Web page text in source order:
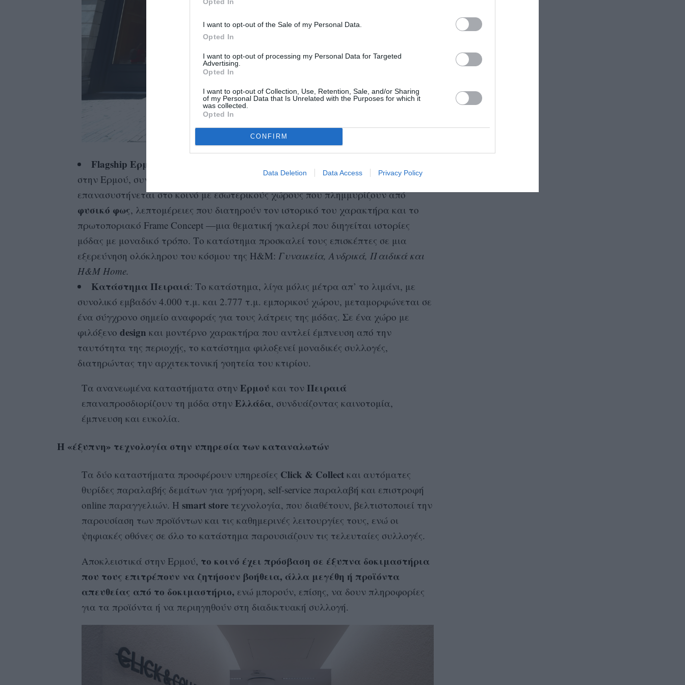
I want to opt-out of the Sale of my Personal Data.
Opted In
I want to opt-out of processing my Personal Data for Targeted
Advertising.
Opted In
I want to opt-out of Collection, Use, Retention, Sale, and/or Sharing
of my Personal Data that Is Unrelated with the Purposes for which it
was collected.
Opted In
CONFIRM
Data Deletion Data Access Privacy Policy
Flagship Ερμού
στην Ερμού, συνολικής επιφάνειας 4.000 τ.μ. και 2.356 τ.μ. εμπορικού χώρου,
επανασυστήνεται στο κοινό με εσωτερικούς χώρους που πλημμυρίζουν από
φυσικό φως, λεπτομέρειες που διατηρούν τον ιστορικό του χαρακτήρα και το
πρωτοποριακό Frame Concept —μια θεματική γκαλερί που διηγείται ιστορίες
μόδας με μοναδικό τρόπο. Το κατάστημα προσκαλεί τους επισκέπτες σε μια
εξερεύνηση ολόκληρου του κόσμου της H&M: Γυναικεία, Ανδρικά, Παιδικά και
H&M Home.
Κατάστημα Πειραιά: Το κατάστημα, λίγα μόλις μέτρα απ’ το λιμάνι, με
συνολικό εμβαδόν 4.000 τ.μ. και 2.777 τ.μ. εμπορικού χώρου, μεταμορφώνεται σε
ένα σύγχρονο σημείο αναφοράς για τους λάτρεις της μόδας. Σε ένα χώρο με
φιλόξενο design και μοντέρνο χαρακτήρα που αντλεί έμπνευση από την
ταυτότητα της περιοχής, το κατάστημα φιλοξενεί μοναδικές συλλογές,
διατηρώντας την αρχιτεκτονική γοητεία του κτιρίου.
Τα ανανεωμένα καταστήματα στην Ερμού και τον Πειραιά
επαναπροσδιορίζουν τη μόδα στην Ελλάδα, συνδυάζοντας καινοτομία,
έμπνευση και ευκολία.
Η «έξυπνη» τεχνολογία στην υπηρεσία των καταναλωτών
Τα δύο καταστήματα προσφέρουν υπηρεσίες Click & Collectκαι αυτόματες
θυρίδες παραλαβής δεμάτων για γρήγορη, self-service παραλαβή και επιστροφή
online παραγγελιών. Η smart storeτεχνολογία, που διαθέτουν, βελτιστοποιεί την
παρουσίαση των προϊόντων και τις καθημερινές λειτουργίες τους, ενώ οι
ψηφιακές οθόνες σε όλο το κατάστημα παρουσιάζουν τις τελευταίες συλλογές.
Αποκλειστικά στην Ερμού, το κοινό έχει πρόσβαση σε έξυπνα δοκιμαστήρια
που τους επιτρέπουν να ζητήσουν βοήθεια, άλλα μεγέθη ή προϊόντα
απευθείας από το δοκιμαστήριο, ενώ μπορούν, επίσης, να δουν πληροφορίες
για τα προϊόντα ή να περιηγηθούν στη διαδικτυακή συλλογή.